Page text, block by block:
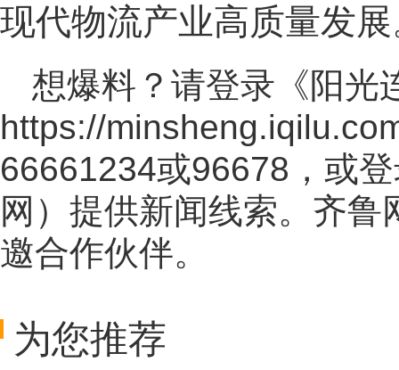
现代物流产业高质量发
想爆料？请登录《阳光
https://
66661234或96678，或
网 ）提供新闻线索。齐鲁
邀合作伙伴。
为您推荐